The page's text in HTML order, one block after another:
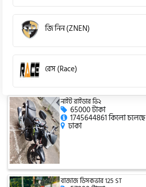
জি নিন (ZNEN)
রেস (Race)
কিওয়ে (KeeWay)
পেগাসাস (Pagasus)
নাইট রাইডার ভি২
65000 টাকা
1745644861 কিলো চলেছে
ঢাকা
বাজাজ ডিসকভার 125 ST